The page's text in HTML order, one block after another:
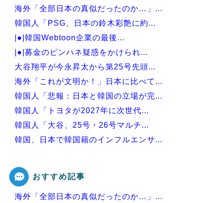
海外「全部日本の真似だったのか…」...
韓国人「PSG、日本の鈴木彩艶に約...
|●|韓国Webtoon企業の最後...
|●|募金のピンハネ疑惑をかけられ...
大谷翔平が今永昇太から第25号先頭...
海外「これが文明か！」日本に比べて...
韓国人「悲報：日本と韓国の立場が完...
韓国人「トヨタが2027年に次世代...
韓国人「大谷、25号・26号マルチ...
韓国、日本で韓国籍のインフルエンサ...
おすすめ記事
海外「全部日本の真似だったのか…」...